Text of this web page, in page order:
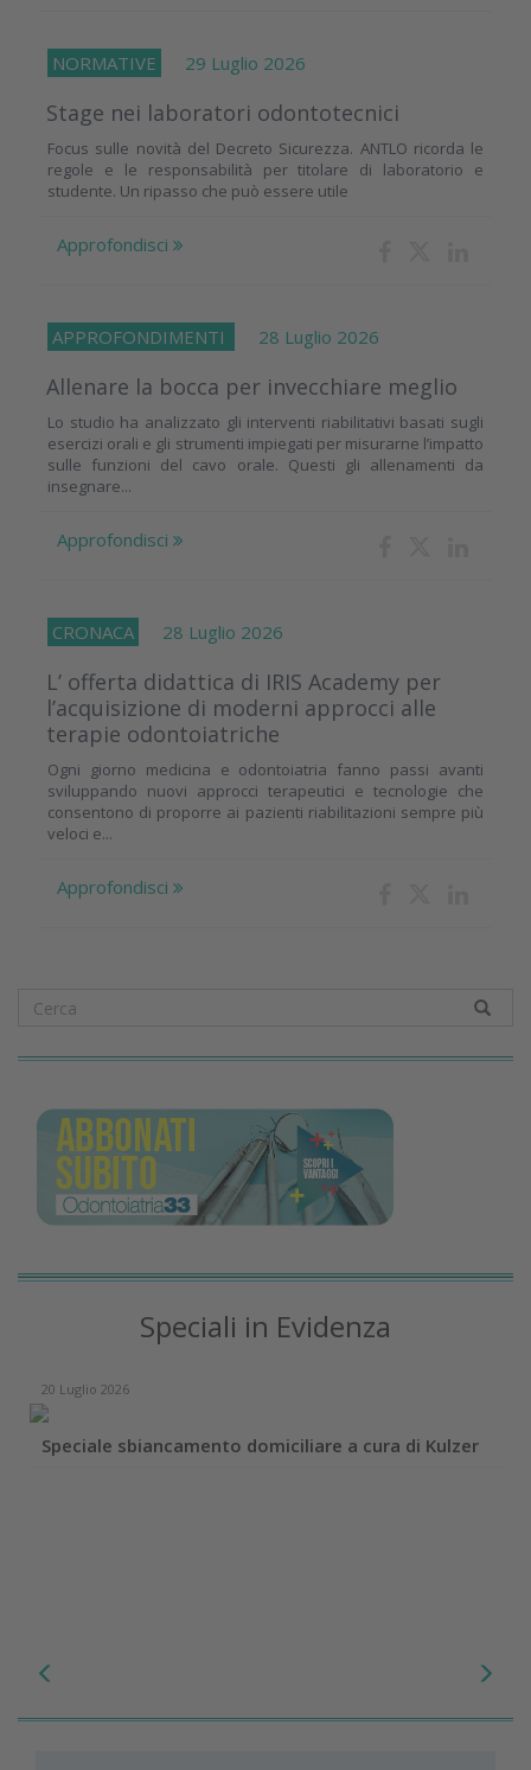
NORMATIVE 29 Luglio 2026
Stage nei laboratori odontotecnici
Focus sulle novità del Decreto Sicurezza. ANTLO ricorda le
regole e le responsabilità per titolare di laboratorio e
studente. Un ripasso che può essere utile
Approfondisci
APPROFONDIMENTI 28 Luglio 2026
Allenare la bocca per invecchiare meglio
Lo studio ha analizzato gli interventi riabilitativi basati sugli
esercizi orali e gli strumenti impiegati per misurarne l’impatto
sulle funzioni del cavo orale. Questi gli allenamenti da
insegnare...
Approfondisci
CRONACA 28 Luglio 2026
L’ offerta didattica di IRIS Academy per
l’acquisizione di moderni approcci alle
terapie odontoiatriche
Ogni giorno medicina e odontoiatria fanno passi avanti
sviluppando nuovi approcci terapeutici e tecnologie che
consentono di proporre ai pazienti riabilitazioni sempre più
veloci e...
Approfondisci
Speciali in Evidenza
20 Luglio 2026
Speciale sbiancamento domiciliare a cura di Kulzer